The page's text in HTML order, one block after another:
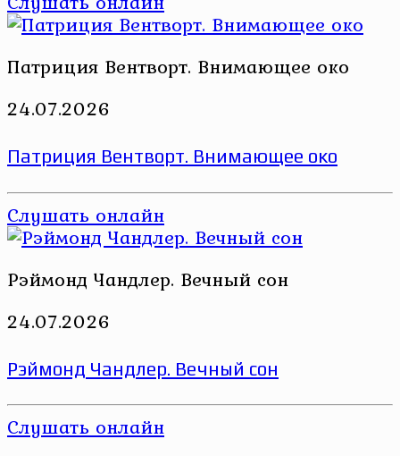
Патриция Вентворт. Внимающее око
24.07.2026
Патриция Вентворт. Внимающее око
Слушать онлайн
Рэймонд Чандлер. Вечный сон
24.07.2026
Рэймонд Чандлер. Вечный сон
Слушать онлайн